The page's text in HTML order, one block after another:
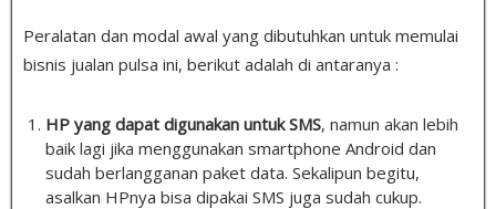
Peralatan dan modal awal yang dibutuhkan untuk memulai
bisnis jualan pulsa ini, berikut adalah di antaranya :
HP yang dapat digunakan untuk SMS, namun akan lebih
baik lagi jika menggunakan smartphone Android dan
sudah berlangganan paket data. Sekalipun begitu,
asalkan HPnya bisa dipakai SMS juga sudah cukup.